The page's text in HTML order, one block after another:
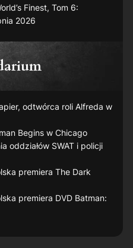
Finest, Tom 6:
2026
odtwórca roli Alfreda w
Beginsw Chicago
oddziałów SWAT i policji
premiera The Dark
premiera DVD Batman: